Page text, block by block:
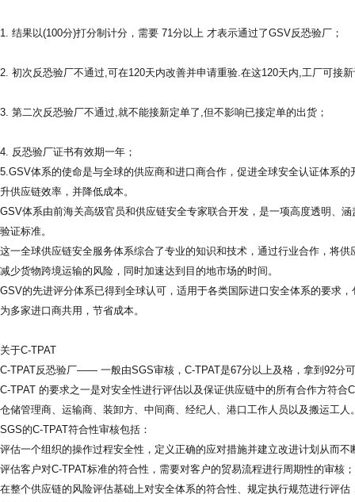
1. 结果以(100分)打分制计分，需要 71分以上 才表示通过了GSV反恐验厂；
2. 初次反恐验厂不通过,可在120天内改善并申请重验.在这120天内,工厂可接
3. 第二次反恐验厂不通过,就不能接新定单了,但不影响已接定单的出货；
4. 反恐验厂证书有效期一年；
5.GSV体系的使命是与全球的供应商和进口商合作，促进全球安全认证体系
升供应链效率，并降低成本。
GSV体系由前海关高级官员和供应链安全专家联合开发，是一项高度透明、
验证标准。
这一全球供应链安全服务体系综合了专业的知识和技术，通过行业合作，将
减少货物跨境运输的风险，同时加速达到目的地市场的时间。
GSV的先进评分体系已得到全球认可，适用于各类国际进口安全体系的要求
为多家进口商共用，节省成本。
关于C-TPAT
C-TPAT反恐验厂—— 一般由SGS审核，C-TPAT是67分以上及格，拿到92分
C-TPAT 的要求之一是对安全性进行评估以及保证供应链中的所有合作方符合
仓储管理商、运输商、装卸方、中间商、经纪人、港口工作人员以及搬运工人
SGS的C-TPAT符合性审核包括：
评估一个组织的操作过程安全性，定义正确的应对措施并建立改进计划从而不
评估客户对C-TPAT标准的符合性，需要对客户的贸易流程进行周期性的审核；
在整个供应链的风险评估基础上对安全体系的符合性、规定执行规范进行评